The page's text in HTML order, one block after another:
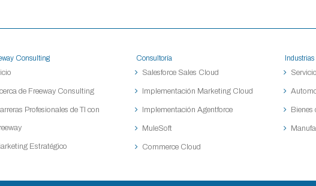
Consulting
de Freeway Consulting
Profesionales de TI con
Estratégico
Consultoría
Salesforce Sales Cloud
Implementación Marketing Cloud
Implementación Agentforce
MuleSoft
Commerce Cloud
Industrias
Bienes